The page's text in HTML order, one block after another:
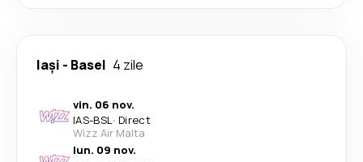
Iași - Basel 4 zile
vin. 06 nov.
IAS-BSL· Direct
Wizz Air Malta
lun. 09 nov.